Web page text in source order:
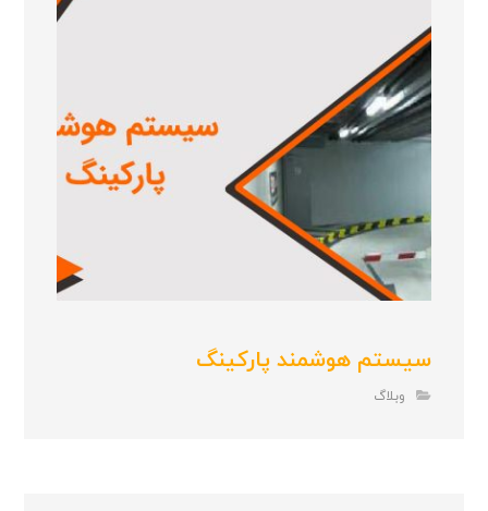
سیستم هوشمند پارکینگ
وبلاگ